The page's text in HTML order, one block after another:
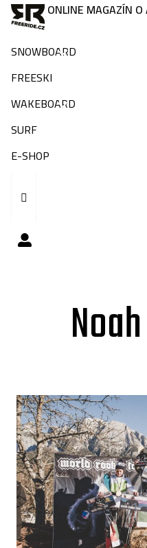
ONLINE MAGAZÍN
SNOWBOARD
FREESKI
WAKEBOARD
SURF
E-SHOP